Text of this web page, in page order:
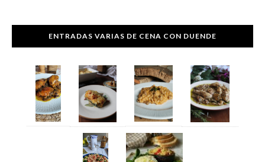
ENTRADAS VARIAS DE CENA CON DUENDE